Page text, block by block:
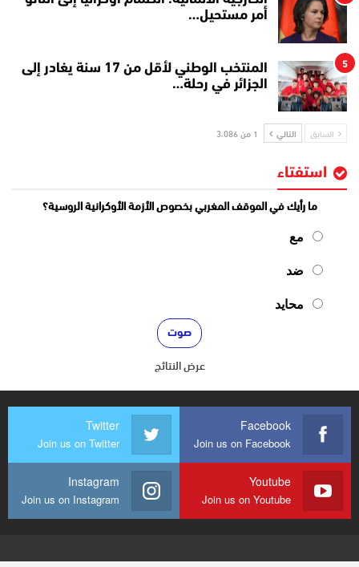
أمر مستحيل…
5
المنتخب الوطني لأقل من 17 سنة يغادر إلى
الجزائر في رحلة…
السابق التالي 1 من 3٬086
استفتاء
ما رأيك في الموقف المغربي بخصوص الأزمة الأوكرانية الروسية؟
مع
ضد
محايد
عرض النتائج
Facebook
Join us on Facebook
Twitter
Join us on Twitter
Youtube
Join us on Youtube
Instagram
Join us on Instagram